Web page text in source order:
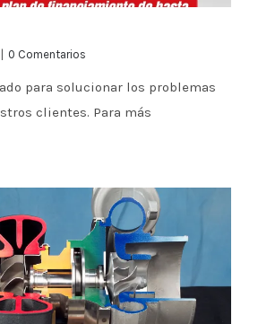
0 Comentarios
para solucionar los problemas
clientes. Para más